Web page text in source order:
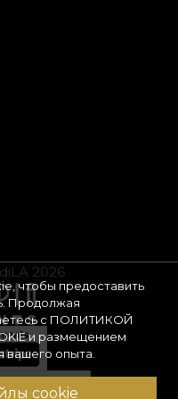
чтобы предоставить
Продолжая
с ПОЛИТИКОЙ
и размещением
вашего опыта.
cookie
2026